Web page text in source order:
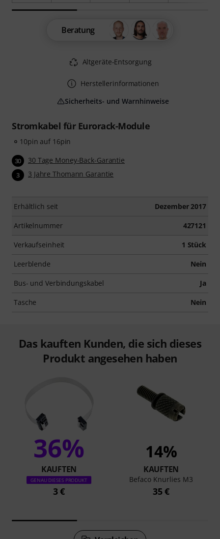
Stromkabel für Eurorack-Module
10pin auf 16pin
30 30 Tage Money-Back-Garantie
3 3 Jahre Thomann Garantie
Erhältlich seit Dezember 2017
Artikelnummer 427121
Verkaufseinheit 1 Stück
Leerblende Nein
Bus- und Verbindungskabel Ja
Tasche Nein
Beratung
Altgeräte-Entsorgung
Herstellerinformationen
Sicherheits- und Warnhinweise
Das kauften Kunden, die sich dieses
Produkt angesehen haben
36%
KAUFTEN
GENAU DIESES PRODUKT
3 €
14%
KAUFTEN
Befaco Knurlies M3
35 €